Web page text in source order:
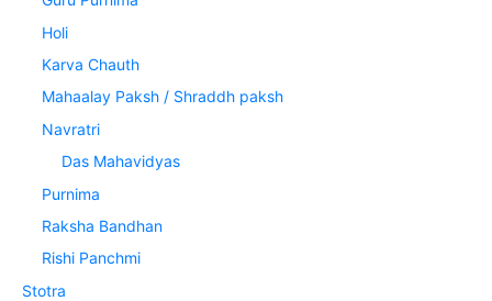
Holi
Karva Chauth
Mahaalay Paksh / Shraddh paksh
Navratri
Das Mahavidyas
Purnima
Raksha Bandhan
Rishi Panchmi
Stotra